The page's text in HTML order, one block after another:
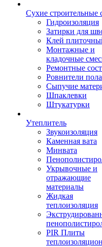
Сухие строительные
Гидроизоляция
Затирки для
Клей
Монтажные и
кладочные
Ремонтные
Ровнители пола
Сыпучие
Шпаклевки
Штукатурки
Утеплитель
Звукоизоляция
Каменная вата
Минвата
Укрывочные и
отражающие
материалы
Жидкая
теплоизоляция
PIR Плиты